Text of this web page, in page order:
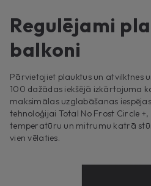
Regulējami
balkoni
Pārvietojiet plauktus un atvilktnes
100 dažādas iekšējā izkārtojuma
maksimālas uzglabāšanas
tehnoloģijai Total No Frost Circle
temperatūru un mitrumu katrā
vien vēlaties.